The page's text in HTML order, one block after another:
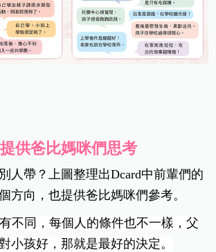
供爸比媽咪們思考
人帶？上圖整理出Dcard中前輩們的
方向，也提供爸比媽咪們參考。
不同，每個人的條件也不一樣，父
小孩好，那就是最好的決定。